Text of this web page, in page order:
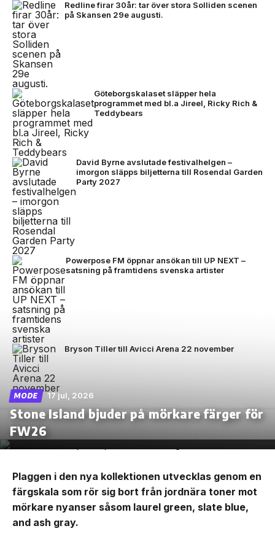
Redline firar 30år: tar över stora Solliden scenen
på Skansen 29e augusti.
Göteborgskalaset släpper hela
programmet med bl.a Jireel, Ricky Rich &
Teddybears
David Byrne avslutade festivalhelgen –
imorgon släpps biljetterna till Rosendal Garden
Party 2027
Powerpose FM öppnar ansökan till UP NEXT –
satsning på framtidens svenska artister
Bryson Tiller till Avicci Arena 22 november
MODE 17 jul, 2026
Stone Island bjuder på mörkare färger för
FW26
Plaggen i den nya kollektionen utvecklas genom en
färgskala som rör sig bort från jordnära toner mot
mörkare nyanser såsom laurel green, slate blue,
and ash gray.